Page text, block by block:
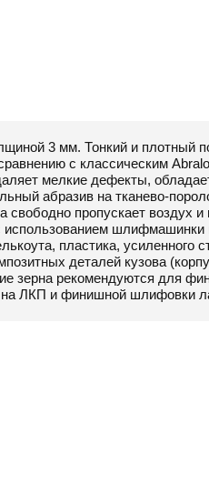
3 мм. Тонкий и плотный
с классическим
мелкие дефекты,
абразив на тканево-
пропускает воздух и
шлифмашинки
пластика, усиленного
деталей кузова
зерна рекомендуются для
на ЛКП и финишной шлифовки